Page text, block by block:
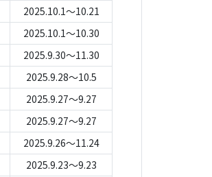
2025.10.1～10.21
2025.10.1～10.30
2025.9.30～11.30
2025.9.28～10.5
2025.9.27～9.27
2025.9.27～9.27
2025.9.26～11.24
2025.9.23～9.23